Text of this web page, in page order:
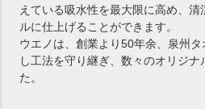
えている吸水性を最大限に高め、
ルに仕上げることができます。
ウエノは、創業より50年余、泉州
し工法を守り継ぎ、数々のオリジ
た。